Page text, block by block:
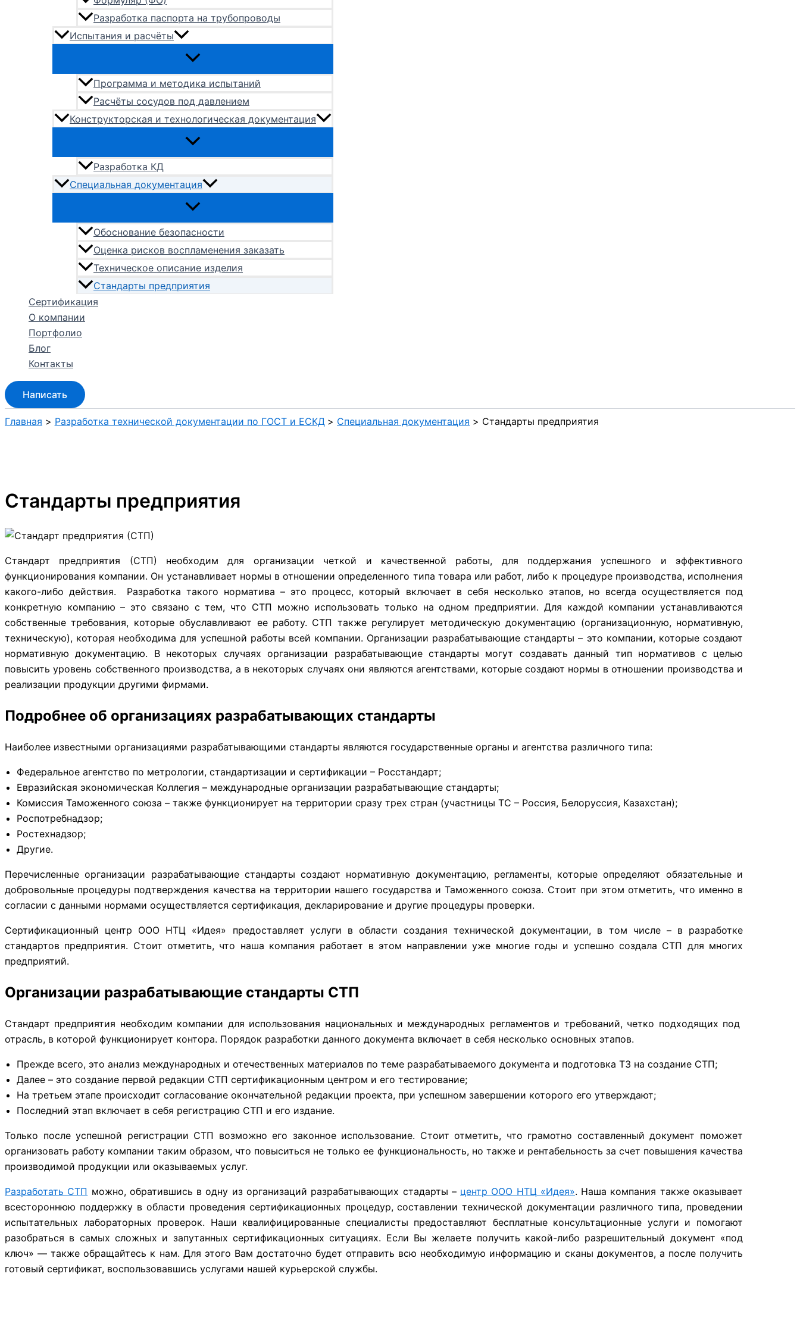
Разработка паспорта на трубопроводы
Испытания и расчёты
Программа и методика испытаний
Расчёты сосудов под давлением
Конструкторская и технологическая документация
Разработка КД
Специальная документация
Обоснование безопасности
Оценка рисков воспламенения заказать
Техническое описание изделия
Стандарты предприятия
Сертификация
О компании
Портфолио
Блог
Контакты
Написать
Главная Разработка технической документации по ГОСТ и ЕСКД Специальная документация Стандарты предприятия
Стандарты предприятия
Стандарт предприятия (СТП) необходим для организации четкой и качественной работы, для поддержания успешного и эффективного
функционирования компании. Он устанавливает нормы в отношении определенного типа товара или работ, либо к процедуре производства, исполнения
какого-либо действия. Разработка такого норматива – это процесс, который включает в себя несколько этапов, но всегда осуществляется под
конкретную компанию – это связано с тем, что СТП можно использовать только на одном предприятии. Для каждой компании устанавливаются
собственные требования, которые обуславливают ее работу. СТП также регулирует методическую документацию (организационную, нормативную,
техническую), которая необходима для успешной работы всей компании. Организации разрабатывающие стандарты – это компании, которые создают
нормативную документацию. В некоторых случаях организации разрабатывающие стандарты могут создавать данный тип нормативов с целью
повысить уровень собственного производства, а в некоторых случаях они являются агентствами, которые создают нормы в отношении производства и
реализации продукции другими фирмами.
Подробнее об организациях разрабатывающих стандарты
Наиболее известными организациями разрабатывающими стандарты являются государственные органы и агентства различного типа:
Федеральное агентство по метрологии, стандартизации и сертификации – Росстандарт;
Евразийская экономическая Коллегия – международные организации разрабатывающие стандарты;
Комиссия Таможенного союза – также функционирует на территории сразу трех стран (участницы ТС – Россия, Белоруссия, Казахстан);
Роспотребнадзор;
Ростехнадзор;
Другие.
Перечисленные организации разрабатывающие стандарты создают нормативную документацию, регламенты, которые определяют обязательные и
добровольные процедуры подтверждения качества на территории нашего государства и Таможенного союза. Стоит при этом отметить, что именно в
согласии с данными нормами осуществляется сертификация, декларирование и другие процедуры проверки.
Сертификационный центр ООО НТЦ «Идея» предоставляет услуги в области создания технической документации, в том числе – в разработке
стандартов предприятия. Стоит отметить, что наша компания работает в этом направлении уже многие годы и успешно создала СТП для многих
предприятий.
Организации разрабатывающие стандарты СТП
Стандарт предприятия необходим компании для использования национальных и международных регламентов и требований, четко подходящих под
отрасль, в которой функционирует контора. Порядок разработки данного документа включает в себя несколько основных этапов.
Прежде всего, это анализ международных и отечественных материалов по теме разрабатываемого документа и подготовка ТЗ на создание СТП;
Далее – это создание первой редакции СТП сертификационным центром и его тестирование;
На третьем этапе происходит согласование окончательной редакции проекта, при успешном завершении которого его утверждают;
Последний этап включает в себя регистрацию СТП и его издание.
Только после успешной регистрации СТП возможно его законное использование. Стоит отметить, что грамотно составленный документ поможет
организовать работу компании таким образом, что повыситься не только ее функциональность, но также и рентабельность за счет повышения качества
производимой продукции или оказываемых услуг.
Разработать СТП можно, обратившись в одну из организаций разрабатывающих стадарты – центр ООО НТЦ «Идея». Наша компания также оказывает
всестороннюю поддержку в области проведения сертификационных процедур, составлении технической документации различного типа, проведении
испытательных лабораторных проверок. Наши квалифицированные специалисты предоставляют бесплатные консультационные услуги и помогают
разобраться в самых сложных и запутанных сертификационных ситуациях. Если Вы желаете получить какой-либо разрешительный документ «под
ключ» — также обращайтесь к нам. Для этого Вам достаточно будет отправить всю необходимую информацию и сканы документов, а после получить
готовый сертификат, воспользовавшись услугами нашей курьерской службы.